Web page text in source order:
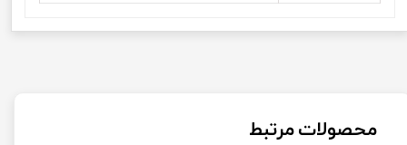
محصولات مرتبط